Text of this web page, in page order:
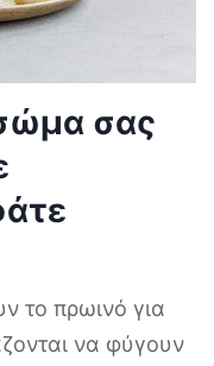
σας
το πρωινό για
να φύγουν